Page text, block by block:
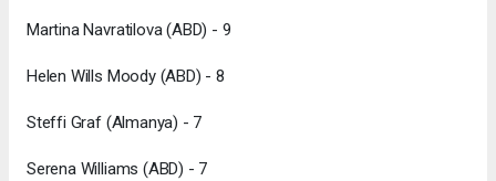
Martina Navratilova (ABD) - 9
Helen Wills Moody (ABD) - 8
Steffi Graf (Almanya) - 7
Serena Williams (ABD) - 7